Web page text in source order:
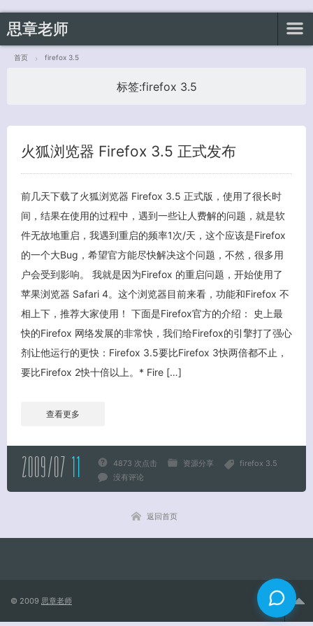
思章老师
首页 firefox 3.5
标签:firefox 3.5
火狐浏览器 Firefox 3.5 正式发布
前几天下载了火狐浏览器 Firefox 3.5 正式版，使用了很长时
间，结果在使用的过程中，遇到一些让人费解的问题，就是软
件无故地重启，我遇到重启的频率1次/天，这个应该是Firefox
的一个大Bug，希望官方能尽快解决这个问题，不然，很多用
户会受到影响。 我就是因为Firefox 的重启问题，开始使用了
苹果浏览器 Safari 4。这个浏览器目前来看，功能和Firefox 不
相上下，推荐大家使用！ 下面是Firefox官方的介绍： 史上最
快的Firefox 网络发展的非常快，我们给Firefox的引擎打了强心
剂让他运行的更快：Firefox 3.5要比Firefox 3快两倍都不止，
要比Firefox 2快十倍以上。* Fire […]
查看更多
2009/07 11 4873 次点击 资源分享
firefox 3.5
没有评论
返回首页
© 2009 思章老师